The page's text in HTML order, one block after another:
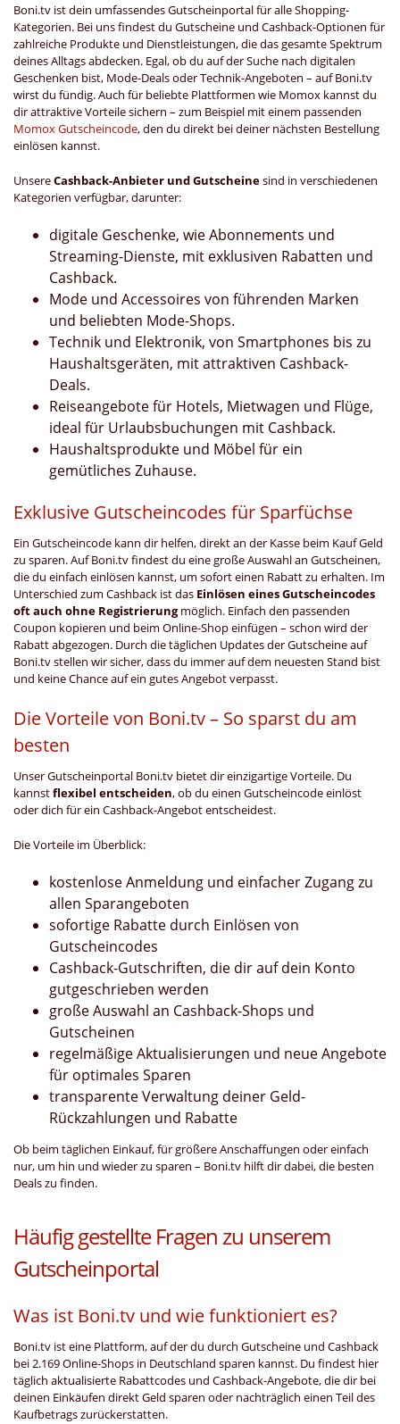
Boni.tv ist dein umfassendes Gutscheinportal für alle Shopping-
Kategorien. Bei uns findest du Gutscheine und Cashback-Optionen für
zahlreiche Produkte und Dienstleistungen, die das gesamte Spektrum
deines Alltags abdecken. Egal, ob du auf der Suche nach digitalen
Geschenken bist, Mode-Deals oder Technik-Angeboten – auf Boni.tv
wirst du fündig. Auch für beliebte Plattformen wie Momox kannst du
dir attraktive Vorteile sichern – zum Beispiel mit einem passenden
Momox Gutscheincode, den du direkt bei deiner nächsten Bestellung
einlösen kannst.
UnsereCashback-Anbieter und Gutscheinesind in verschiedenen
Kategorien verfügbar, darunter:
digitale Geschenke, wie Abonnements und
Streaming-Dienste, mit exklusiven Rabatten und
Cashback.
Mode und Accessoires von führenden Marken
und beliebten Mode-Shops.
Technik und Elektronik, von Smartphones bis zu
Haushaltsgeräten, mit attraktiven Cashback-
Deals.
Reiseangebote für Hotels, Mietwagen und Flüge,
ideal für Urlaubsbuchungen mit Cashback.
Haushaltsprodukte und Möbel für ein
gemütliches Zuhause.
Exklusive Gutscheincodes für Sparfüchse
Ein Gutscheincode kann dir helfen, direkt an der Kasse beim Kauf Geld
zu sparen. Auf Boni.tv findest du eine große Auswahl an Gutscheinen,
die du einfach einlösen kannst, um sofort einen Rabatt zu erhalten. Im
Unterschied zum Cashback ist das Einlösen eines Gutscheincodes
oft auch ohne Registrierungmöglich. Einfach den passenden
Coupon kopieren und beim Online-Shop einfügen – schon wird der
Rabatt abgezogen. Durch die täglichen Updates der Gutscheine auf
Boni.tv stellen wir sicher, dass du immer auf dem neuesten Stand bist
und keine Chance auf ein gutes Angebot verpasst.
Die Vorteile von Boni.tv – So sparst du am
besten
Unser Gutscheinportal Boni.tv bietet dir einzigartige Vorteile. Du
kannstflexibel entscheiden, ob du einen Gutscheincode einlöst
oder dich für ein Cashback-Angebot entscheidest.
Die Vorteile im Überblick:
kostenlose Anmeldung und einfacher Zugang zu
allen Sparangeboten
sofortige Rabatte durch Einlösen von
Gutscheincodes
Cashback-Gutschriften, die dir auf dein Konto
gutgeschrieben werden
große Auswahl an Cashback-Shops und
Gutscheinen
regelmäßige Aktualisierungen und neue Angebote
für optimales Sparen
transparente Verwaltung deiner Geld-
Rückzahlungen und Rabatte
Ob beim täglichen Einkauf, für größere Anschaffungen oder einfach
nur, um hin und wieder zu sparen – Boni.tv hilft dir dabei, die besten
Deals zu finden.
Häufig gestellte Fragen zu unserem
Gutscheinportal
Was ist Boni.tv und wie funktioniert es?
Boni.tv ist eine Plattform, auf der du durch Gutscheine und Cashback
bei 2.169 Online-Shops in Deutschland sparen kannst. Du findest hier
täglich aktualisierte Rabattcodes und Cashback-Angebote, die dir bei
deinen Einkäufen direkt Geld sparen oder nachträglich einen Teil des
Kaufbetrags zurückerstatten.